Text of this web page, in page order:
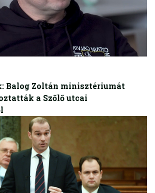
Balog Zoltán minisztériumát
a Szőlő utcai